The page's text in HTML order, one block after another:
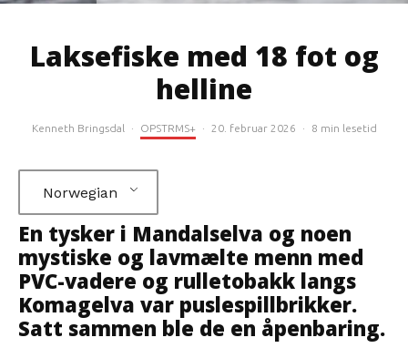
Laksefiske med 18 fot og
helline
Kenneth Bringsdal · OPSTRMS+ · 20. februar 2026 · 8 min lesetid
Norwegian
En tysker i Mandalselva og noen
mystiske og lavmælte menn med
PVC-vadere og rulletobakk langs
Komagelva var puslespillbrikker.
Satt sammen ble de en åpenbaring.